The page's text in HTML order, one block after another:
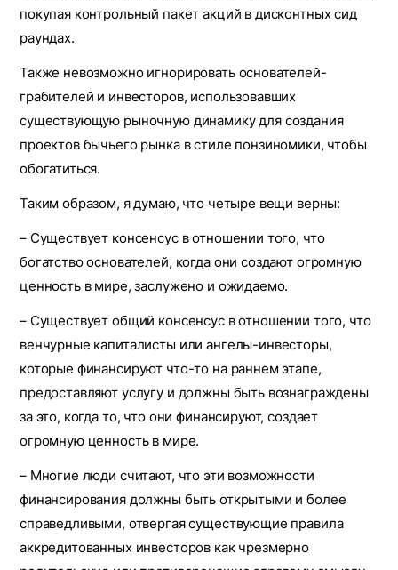
покупая контрольный пакет акций в дисконтных сид
раундах.
Также невозможно игнорировать основателей-
грабителей и инвесторов, использовавших
существующую рыночную динамику для создания
проектов бычьего рынка в стиле понзиномики, чтобы
обогатиться.
Таким образом, я думаю, что четыре вещи верны:
– Существует консенсус в отношении того, что
богатство основателей, когда они создают огромную
ценность в мире, заслужено и ожидаемо.
– Существует общий консенсус в отношении того, что
венчурные капиталисты или ангелы-инвесторы,
которые финансируют что-то на раннем этапе,
предоставляют услугу и должны быть вознаграждены
за это, когда то, что они финансируют, создает
огромную ценность в мире.
– Многие люди считают, что эти возможности
финансирования должны быть открытыми и более
справедливыми, отвергая существующие правила
аккредитованных инвесторов как чрезмерно